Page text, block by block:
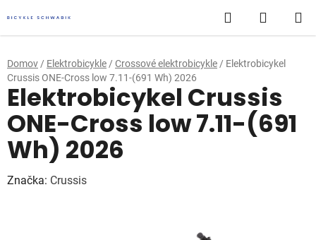
na
obsah
Hľadať
KOŠÍK
Domov / Elektrobicykle / Crossové elektrobicykle / Elektrobicykel
Crussis ONE-Cross low 7.11-(691 Wh) 2026
Elektrobicykel Crussis
ONE-Cross low 7.11-(691
Wh) 2026
Značka: Crussis